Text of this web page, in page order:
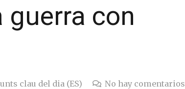
guerra con
clau del dia (ES) No hay comentarios